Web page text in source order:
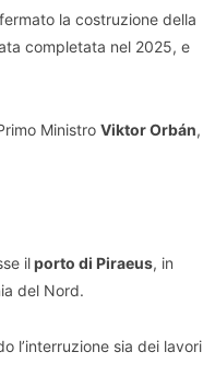
la costruzione della
completata nel 2025, e
Ministro Viktor Orbán,
ilporto di Piraeus, in
del Nord.
l’interruzione sia dei lavori